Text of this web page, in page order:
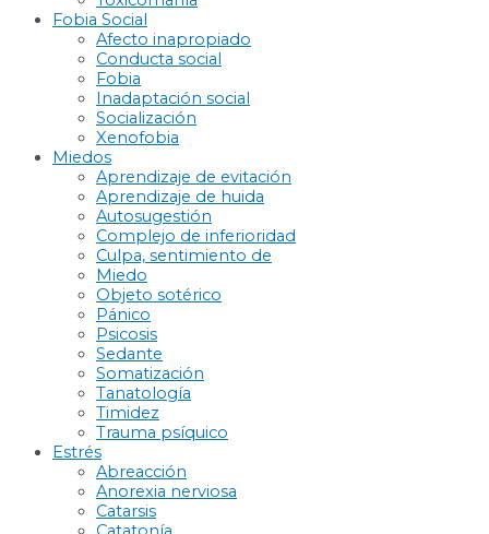
Fobia Social
Afecto inapropiado
Conducta social
Fobia
Inadaptación social
Socialización
Xenofobia
Miedos
Aprendizaje de evitación
Aprendizaje de huida
Autosugestión
Complejo de inferioridad
Culpa, sentimiento de
Miedo
Objeto sotérico
Pánico
Psicosis
Sedante
Somatización
Tanatología
Timidez
Trauma psíquico
Estrés
Abreacción
Anorexia nerviosa
Catarsis